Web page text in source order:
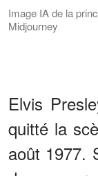
Image IA de la
Midjourney
Elvis
quitté la
août 1977.